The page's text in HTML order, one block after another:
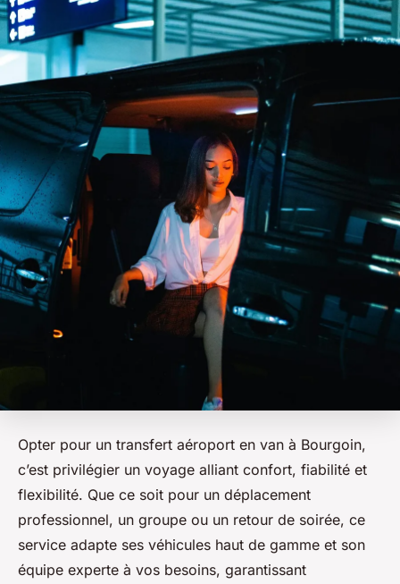
Opter pour un transfert aéroport en van à Bourgoin,
c’est privilégier un voyage alliant confort, fiabilité et
flexibilité. Que ce soit pour un déplacement
professionnel, un groupe ou un retour de soirée, ce
service adapte ses véhicules haut de gamme et son
équipe experte à vos besoins, garantissant